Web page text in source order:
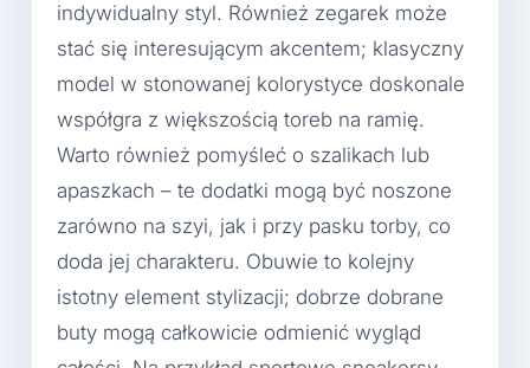
indywidualny styl. Również zegarek może
stać się interesującym akcentem; klasyczny
model w stonowanej kolorystyce doskonale
współgra z większością toreb na ramię.
Warto również pomyśleć o szalikach lub
apaszkach – te dodatki mogą być noszone
zarówno na szyi, jak i przy pasku torby, co
doda jej charakteru. Obuwie to kolejny
istotny element stylizacji; dobrze dobrane
buty mogą całkowicie odmienić wygląd